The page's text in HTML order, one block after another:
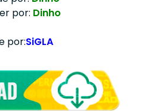
por: Dinho
por:SiGLA